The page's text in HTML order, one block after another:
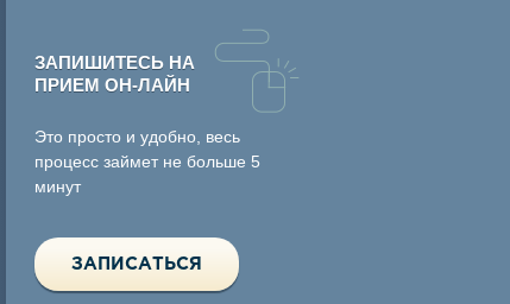
ЗАПИШИТЕСЬ НА
ПРИЕМ ОН-ЛАЙН
Это просто и удобно, весь
процесс займет не больше 5
минут
ЗАПИСАТЬСЯ